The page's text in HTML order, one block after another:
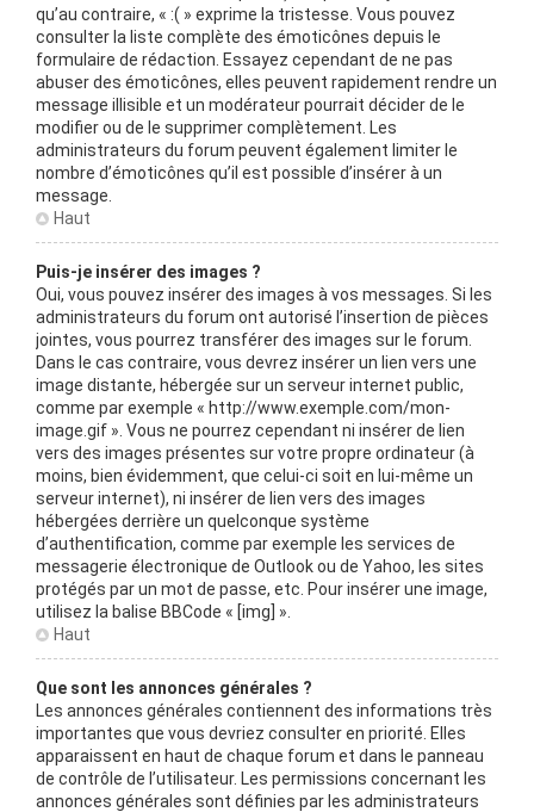
qu’au contraire, « :( » exprime la tristesse. Vous pouvez
consulter la liste complète des émoticônes depuis le
formulaire de rédaction. Essayez cependant de ne pas
abuser des émoticônes, elles peuvent rapidement rendre un
message illisible et un modérateur pourrait décider de le
modifier ou de le supprimer complètement. Les
administrateurs du forum peuvent également limiter le
nombre d’émoticônes qu’il est possible d’insérer à un
message.
Haut
Puis-je insérer des images ?
Oui, vous pouvez insérer des images à vos messages. Si les
administrateurs du forum ont autorisé l’insertion de pièces
jointes, vous pourrez transférer des images sur le forum.
Dans le cas contraire, vous devrez insérer un lien vers une
image distante, hébergée sur un serveur internet public,
comme par exemple « http://www.exemple.com/mon-
image.gif ». Vous ne pourrez cependant ni insérer de lien
vers des images présentes sur votre propre ordinateur (à
moins, bien évidemment, que celui-ci soit en lui-même un
serveur internet), ni insérer de lien vers des images
hébergées derrière un quelconque système
d’authentification, comme par exemple les services de
messagerie électronique de Outlook ou de Yahoo, les sites
protégés par un mot de passe, etc. Pour insérer une image,
utilisez la balise BBCode « [img] ».
Haut
Que sont les annonces générales ?
Les annonces générales contiennent des informations très
importantes que vous devriez consulter en priorité. Elles
apparaissent en haut de chaque forum et dans le panneau
de contrôle de l’utilisateur. Les permissions concernant les
annonces générales sont définies par les administrateurs